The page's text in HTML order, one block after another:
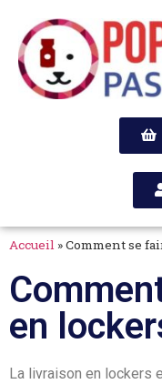
Accueil »Comment se
en
La livraison en